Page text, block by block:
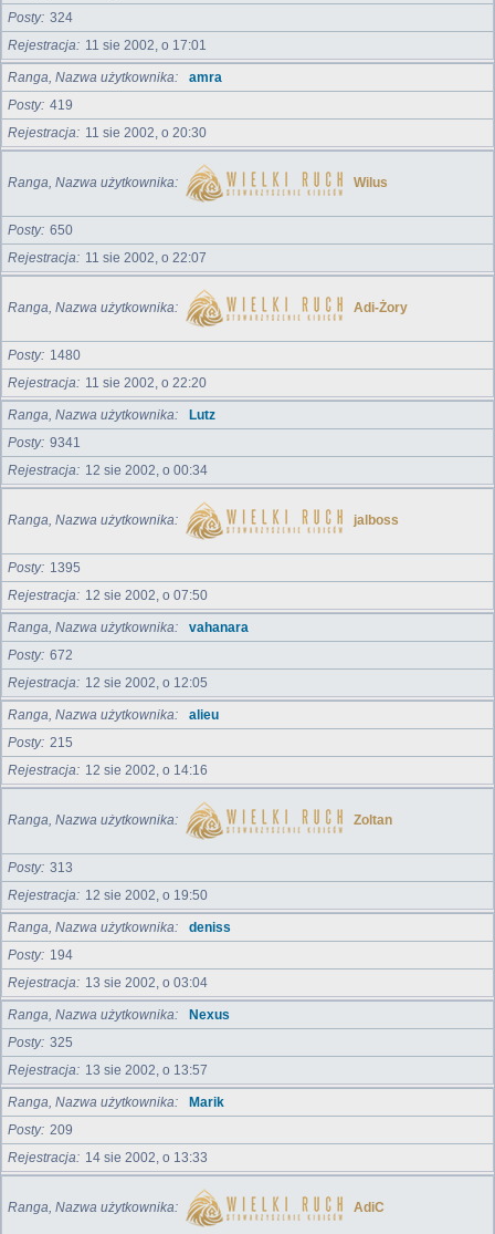
Posty 324
Rejestracja
11 sie 2002, o 17:01
Ranga, Nazwa użytkownika
amra
Posty 419
Rejestracja
11 sie 2002, o 20:30
Ranga, Nazwa użytkownika Wilus
Posty 650
Rejestracja
11 sie 2002, o 22:07
Ranga, Nazwa użytkownika Adi-Żory
Posty
1480
Rejestracja
11 sie 2002, o 22:20
Ranga, Nazwa użytkownika
Lutz
Posty 9341
Rejestracja
12 sie 2002, o 00:34
Ranga, Nazwa użytkownika jalboss
Posty
1395
Rejestracja
12 sie 2002, o 07:50
Ranga, Nazwa użytkownika
vahanara
Posty 672
Rejestracja
12 sie 2002, o 12:05
Ranga, Nazwa użytkownika
alieu
Posty 215
Rejestracja
12 sie 2002, o 14:16
Ranga, Nazwa użytkownika Zoltan
Posty 313
Rejestracja
12 sie 2002, o 19:50
Ranga, Nazwa użytkownika
deniss
Posty
194
Rejestracja
13 sie 2002, o 03:04
Ranga, Nazwa użytkownika
Nexus
Posty 325
Rejestracja
13 sie 2002, o 13:57
Ranga, Nazwa użytkownika
Marik
Posty 209
Rejestracja
14 sie 2002, o 13:33
Ranga, Nazwa użytkownika AdiC